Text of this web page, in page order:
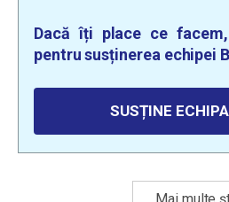
Dacă îți place ce
pentru susținerea echipei
SUSȚINE